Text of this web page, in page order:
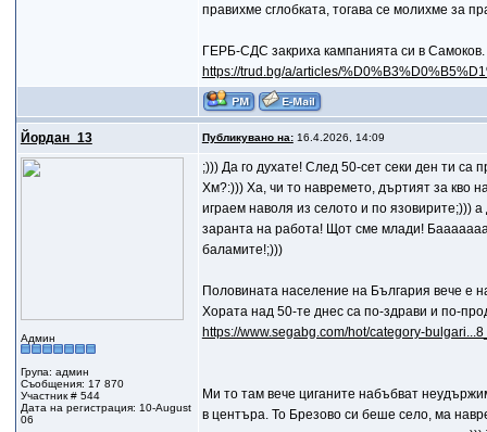
правихме сглобката, тогава се молихме за
ГЕРБ-СДС закриха кампанията си в
https://trud.bg/a/articles/
Йордан_13 Публикувано на:16.4.2026, 14:09
Админ
Група: админ
Съобщения: 17 870
Участник # 544
Дата на регистрация: 10-August
06
;))) Да го духате! След 50-сет секи ден ти са
Хм?:))) Ха, чи то навремето, дъртият за кво
играем наволя из селото и по язовирите;)))
заранта на работа! Щот сме млади!
баламите!;)))
Половината население на България вече е
Хората над 50-те днес са по-здрави и по-
https://www.segabg.com/hot/category-
Ми то там вече циганите набъбват
в центъра. То Брезово си беше село, ма